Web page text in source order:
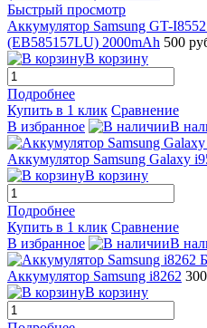
Быстрый просмотр
Аккумулятор Samsung GT-
(EB585157LU) 2000mAh 500
В корзину
Подробнее
Купить в 1 клик Сравнение
В избранное
В
Аккумулятор Samsung Galaxy
В корзину
Подробнее
Купить в 1 клик Сравнение
В избранное
В
Аккумулятор Samsung i8262
В корзину